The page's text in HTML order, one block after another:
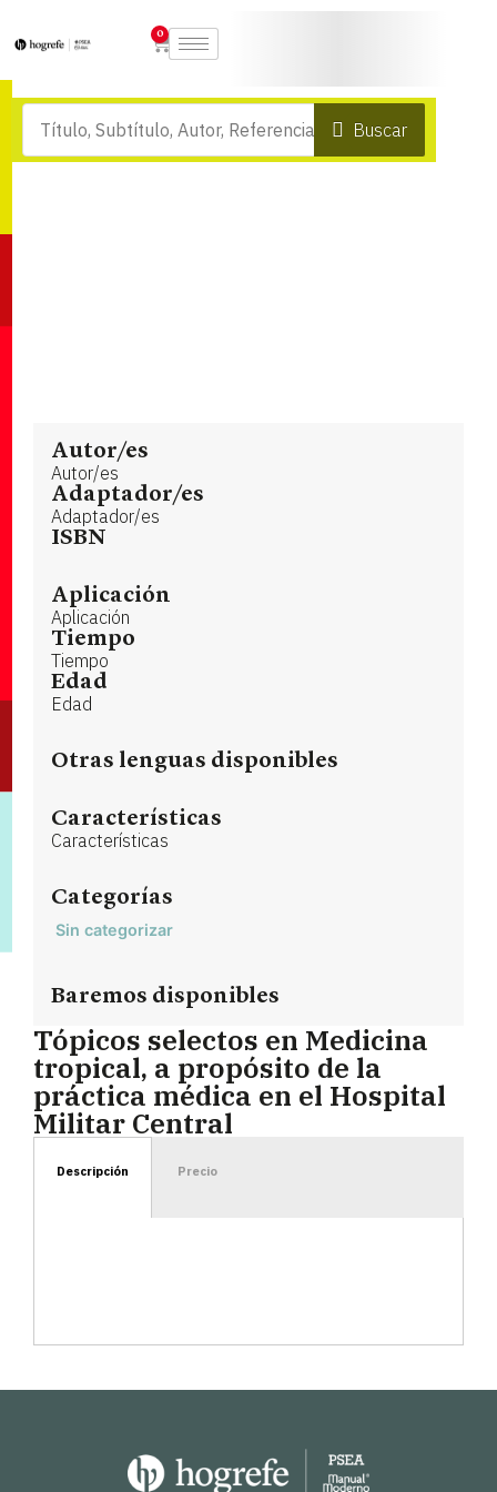
0
Buscar
Autor/es
Autor/es
Adaptador/es
Adaptador/es
ISBN
Aplicación
Aplicación
Tiempo
Tiempo
Edad
Edad
Otras lenguas disponibles
Características
Características
Categorías
Sin categorizar
Baremos disponibles
Tópicos selectos en Medicina
tropical, a propósito de la
práctica médica en el Hospital
Militar Central
Descripción Precio